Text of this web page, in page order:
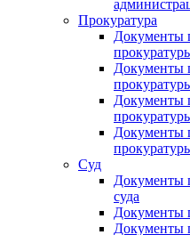
Прокуратура
Документы
Документы
Документы
Документы
Суд
Документы
суда
Документы
Документы